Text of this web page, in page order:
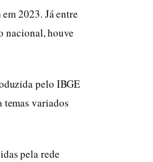
2023. Já entre
nacional, houve
pelo IBGE
temas variados
pela rede